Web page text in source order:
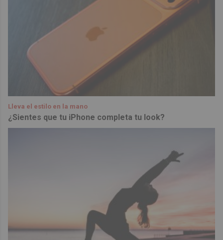
Lleva el estilo en la mano
¿Sientes que tu iPhone completa tu look?